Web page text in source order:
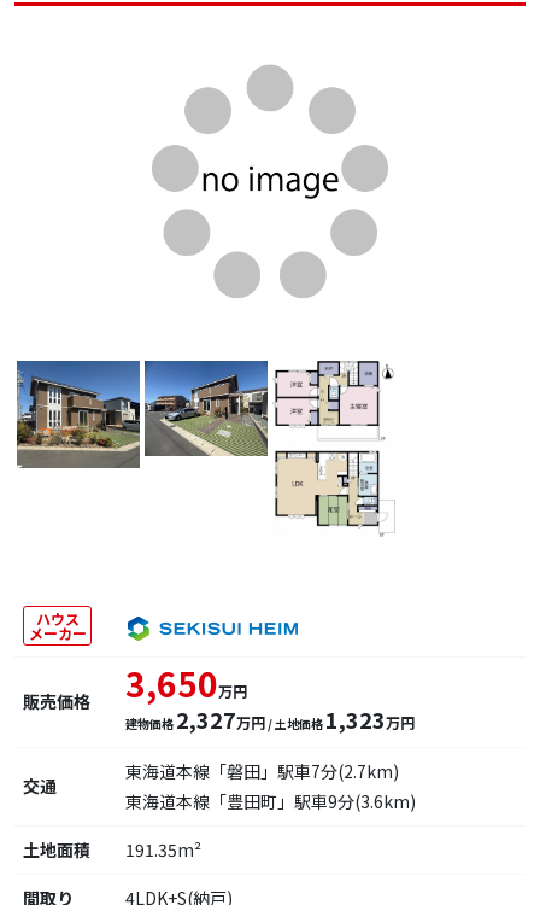
ハウス
メーカー
販売価格 3,650万円
建物価格 2,327万円 / 土地価格 1,323万円
交通
東海道本線「磐田」駅車7分(2.7km)
東海道本線「豊田町」駅車9分(3.6km)
土地面積
191.35m²
間取り
4LDK+S(納戸)